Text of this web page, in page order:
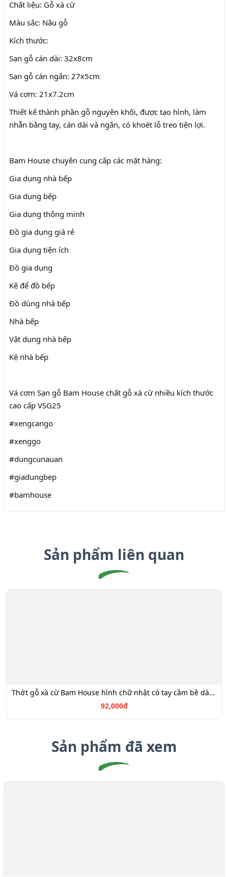
Chất liệu: Gỗ xà cừ
Màu sắc: Nâu gỗ
Kích thước:
Sạn gỗ cán dài: 32x8cm
Sạn gỗ cán ngắn: 27x5cm
Vá cơm: 21x7.2cm
Thiết kế thành phần gỗ nguyên khối, được tạo hình, làm
nhẵn bằng tay, cán dài và ngắn, có khoét lỗ treo tiện lợi.
Bam House chuyên cung cấp các mặt hàng:
Gia dụng nhà bếp
Gia dụng bếp
Gia dụng thông minh
Đồ gia dụng giá rẻ
Gia dụng tiện ích
Đồ gia dụng
Kệ để đồ bếp
Đồ dùng nhà bếp
Nhà bếp
Vật dụng nhà bếp
Kệ nhà bếp
Vá cơm Sạn gỗ Bam House chất gỗ xà cừ nhiều kích thước
cao cấp VSG25
#xengcango
#xenggo
#dungcunauan
#giadungbep
#bamhouse
Sản phẩm liên quan
Thớt gỗ xà cừ Bam House hình chữ nhật có tay cầm bề dày 1,7cm cao cấp TGTC08
92,000đ
Sản phẩm đã xem